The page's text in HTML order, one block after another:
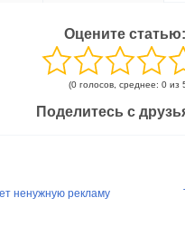
Оцените статью:
(0 голосов, среднее: 0 из
Поделитесь с
ненужную рекламу